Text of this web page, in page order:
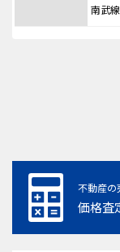
南武
不動産の
価格査